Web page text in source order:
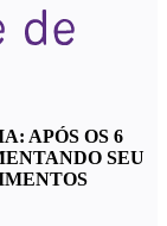
APÓS OS 6
SEU